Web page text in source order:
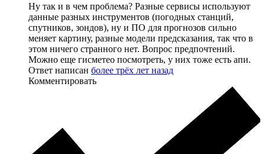
Ну так и в чем проблема? Разные сервисы используют
данные разных инструментов (погодных станций,
спутников, зондов), ну и ПО для прогнозов сильно
меняет картину, разные модели предсказания, так что в
этом ничего странного нет. Вопрос предпочтений.
Можно еще гисметео посмотреть, у них тоже есть апи.
Ответ написан более трёх лет назад
Комментировать